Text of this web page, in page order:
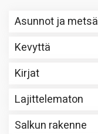
Asunnot ja metsä
Kevyttä
Kirjat
Lajittelematon
Salkun rakenne